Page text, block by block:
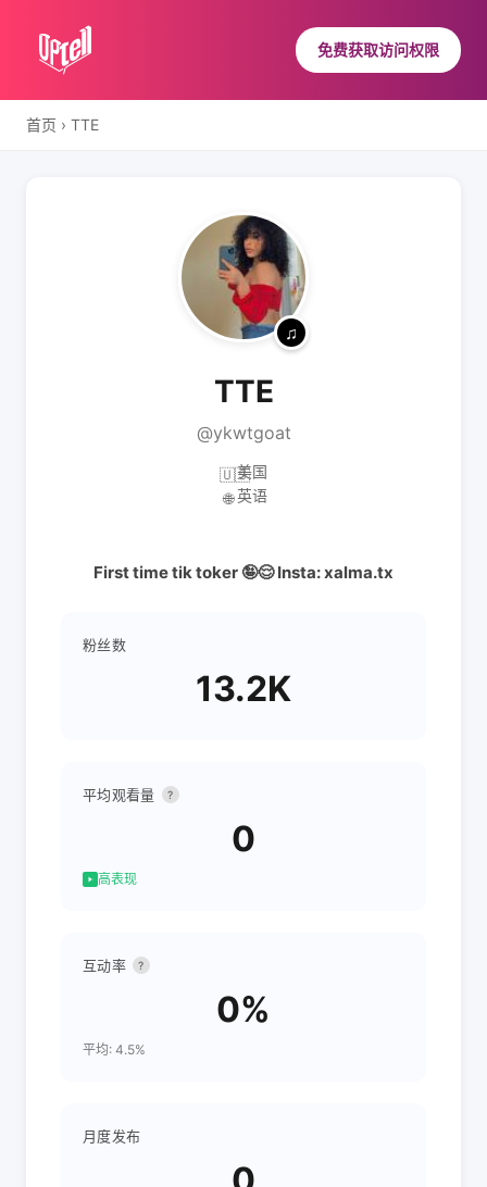
免费获取访问权限
首页 › TTE
TTE
@ykwtgoat
🇺🇸美国
🌐 英语
First time tik toker 🤪😌 Insta: xalma.tx
粉丝数
13.2K
平均观看量 ?
0
高表现
互动率 ?
0%
平均: 4.5%
月度发布